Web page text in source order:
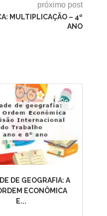
próximo post
MULTIPLICAÇÃO – 4º
ANO
DE GEOGRAFIA: A
ECONÔMICA
E...